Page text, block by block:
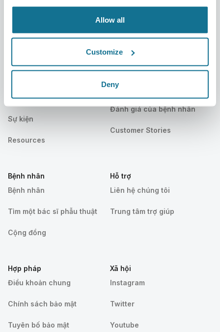
Allow all
Customize
Deny
Về chúng tôi
Ấn phẩm
Sự kiện
Resources
Bác sĩ phẫu thuật thẩm mỹ
Bác sĩ phẫu thuật
Quản lý 3D
thuật
Đánh giá của bệnh nhân
Customer Stories
Bệnh nhân
Bệnh nhân
Tìm một bác sĩ phẫu thuật
Cộng đồng
Hỗ trợ
Liên hệ chúng tôi
Trung tâm trợ giúp
Hợp pháp
Điều khoản chung
Chính sách bảo mật
Tuyên bố bảo mật
Xã hội
Instagram
Twitter
Youtube